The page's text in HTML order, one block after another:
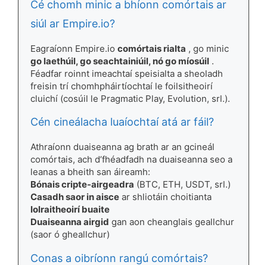
Cé chomh minic a bhíonn comórtais ar
siúl ar Empire.io?
Eagraíonn Empire.io comórtais rialta , go minic
go laethúil, go seachtainiúil, nó go míosúil .
Féadfar roinnt imeachtaí speisialta a sheoladh
freisin trí chomhpháirtíochtaí le foilsitheoirí
cluichí (cosúil le Pragmatic Play, Evolution, srl.).
Cén cineálacha luaíochtaí atá ar fáil?
Athraíonn duaiseanna ag brath ar an gcineál
comórtais, ach d’fhéadfadh na duaiseanna seo a
leanas a bheith san áireamh:
Bónais cripte-airgeadra (BTC, ETH, USDT, srl.)
Casadh saor in aisce ar shliotáin choitianta
Iolraitheoirí buaite
Duaiseanna airgid gan aon cheanglais geallchur
(saor ó gheallchur)
Conas a oibríonn rangú comórtais?